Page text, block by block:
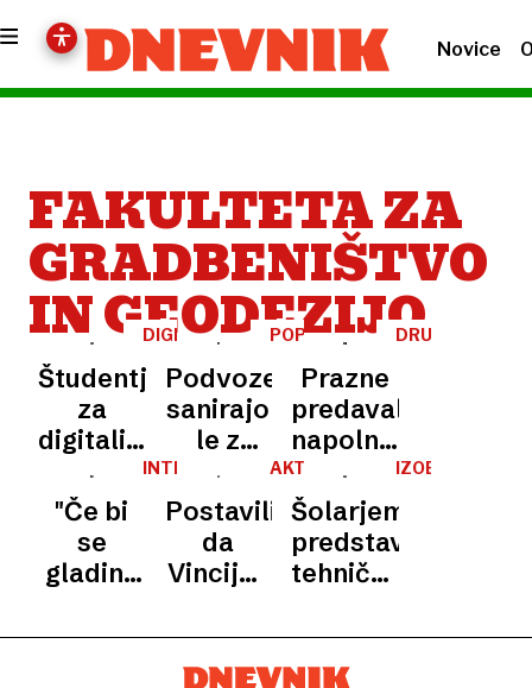
Novice
FAKULTETA ZA
GRADBENIŠTVO
IN GEODEZIJO
DIGITALIZACIJA
Študentje
za
digitalizacijo
učnih
gradiv
POPLAVE
Podvoze
sanirajo
le z
začasnimi
rešitvami
DRUŽBA
Prazne
predavalnice
napolnili
radovedni
učenci
INTERVJU
"Če bi
se
gladina
ekstremno
AKTIVNE
Postavili
da
Vincijev
samonosni
most
Šolarjem
predstavili
tehnične